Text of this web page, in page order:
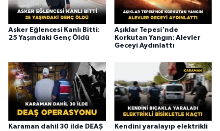
Asker Eğlencesi Kanlı Bitti:
25 Yaşındaki Genç Öldü
Aşıklar Tepesi'nde
Korkutan Yangın: Alevler
Geceyi Aydınlattı
Karaman dahil 30 ilde DEAŞ
Kendini yaralayıp elektrikli